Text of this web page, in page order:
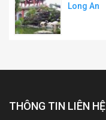
Long An
THÔNG TIN LIÊN HỆ